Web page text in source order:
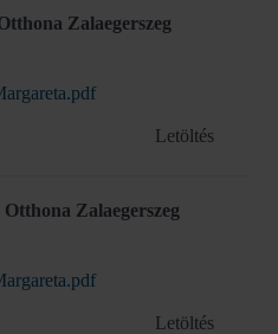
Zalaegerszeg
Letöltés
Zalaegerszeg
Letöltés